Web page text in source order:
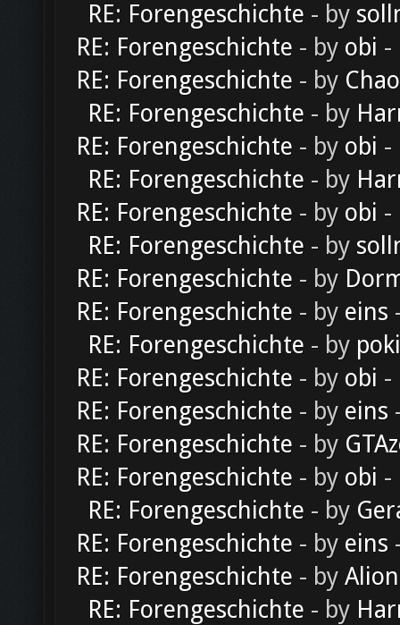
RE: Forengeschichte - by
RE: Forengeschichte - by obi -
RE: Forengeschichte - by
RE: Forengeschichte - by
RE: Forengeschichte - by obi -
RE: Forengeschichte - by
RE: Forengeschichte - by obi -
RE: Forengeschichte - by
RE: Forengeschichte - by
RE: Forengeschichte - by eins
RE: Forengeschichte - by
RE: Forengeschichte - by obi -
RE: Forengeschichte - by eins
RE: Forengeschichte - by
RE: Forengeschichte - by obi -
RE: Forengeschichte - by
RE: Forengeschichte - by eins
RE: Forengeschichte - by Alion
RE: Forengeschichte - by